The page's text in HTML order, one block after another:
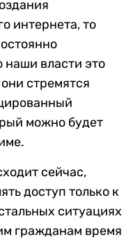
интернета, то
власти это
стремятся
можно будет
сейчас,
доступ только к
ситуациях
гражданам время